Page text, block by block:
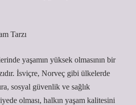
Tarzı
yaşamın yüksek olmasının bir
İsviçre, Norveç gibi ülkelerde
sosyal güvenlik ve sağlık
olması, halkın yaşam kalitesini